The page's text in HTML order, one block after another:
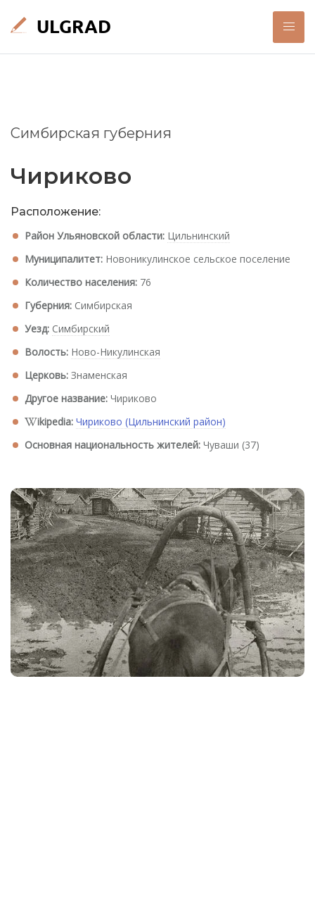
Симбирская губерния
Чириково
Расположение:
Район Ульяновской области: Цильнинский
Муниципалитет: Новоникулинское сельское поселение
Количество населения: 76
Губерния: Симбирская
Уезд: Симбирский
Волость: Ново-Никулинская
Церковь: Знаменская
Другое название: Чириково
ikipedia: Чириково (Цильнинский район)
Основная национальность жителей: Чуваши (37)